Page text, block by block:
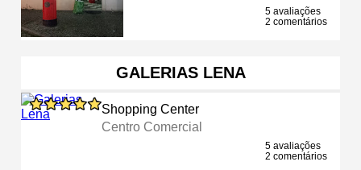
5 avaliações
2 comentários
GALERIAS LENA
Shopping Center
Centro Comercial
5 avaliações
2 comentários